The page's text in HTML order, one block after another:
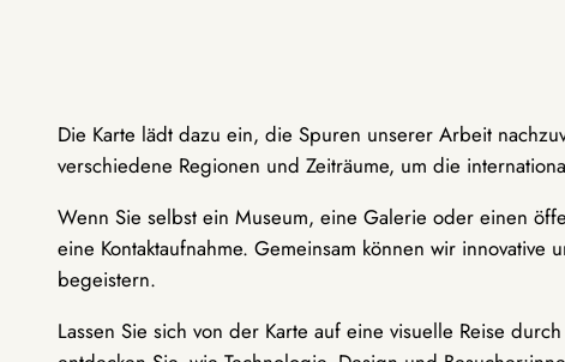
Die Karte lädt dazu ein, die Spuren unserer Arbeit
verschiedene Regionen und Zeiträume, um die
Wenn Sie selbst ein Museum, eine Galerie oder einen
eine Kontaktaufnahme. Gemeinsam können wir
begeistern.
Lassen Sie sich von der Karte auf eine visuelle Reise